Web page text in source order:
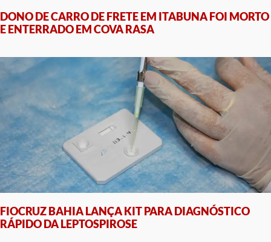
DONO DE CARRO DE FRETE EM ITABUNA FOI MORTO
E ENTERRADO EM COVA RASA
FIOCRUZ BAHIA LANÇA KIT PARA DIAGNÓSTICO
RÁPIDO DA LEPTOSPIROSE